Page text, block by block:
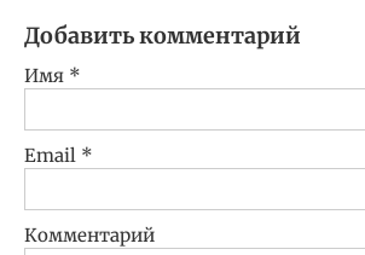
Добавить комментарий
Имя *
Email *
Комментарий